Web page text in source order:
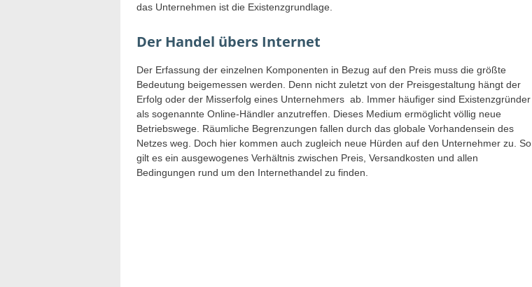
das Unternehmen ist die Existenzgrundlage.
Der Handel übers Internet
Der Erfassung der einzelnen Komponenten in Bezug auf den Preis muss die größte
Bedeutung beigemessen werden. Denn nicht zuletzt von der Preisgestaltung hängt der
Erfolg oder der Misserfolg eines Unternehmers ab. Immer häufiger sind Existenzgründer
als sogenannte Online-Händler anzutreffen. Dieses Medium ermöglicht völlig neue
Betriebswege. Räumliche Begrenzungen fallen durch das globale Vorhandensein des
Netzes weg. Doch hier kommen auch zugleich neue Hürden auf den Unternehmer zu. So
gilt es ein ausgewogenes Verhältnis zwischen Preis, Versandkosten und allen
Bedingungen rund um den Internethandel zu finden.